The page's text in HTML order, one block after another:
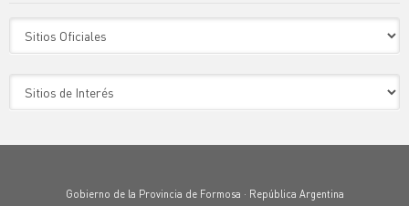
Gobierno de la Provincia de Formosa · República Argentina